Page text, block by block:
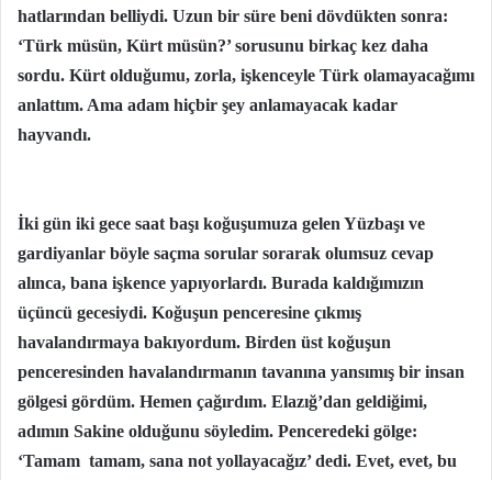
hatlarından belliydi. Uzun bir süre beni dövdükten sonra:
‘Türk müsün, Kürt müsün?’ sorusunu birkaç kez daha
sordu. Kürt olduğumu, zorla, işkenceyle Türk olamayacağımı
anlattım. Ama adam hiçbir şey anlamayacak kadar
hayvandı.
İki gün iki gece saat başı koğuşumuza gelen Yüzbaşı ve
gardiyanlar böyle saçma sorular sorarak olumsuz cevap
alınca, bana işkence yapıyorlardı. Burada kaldığımızın
üçüncü gecesiydi. Koğuşun penceresine çıkmış
havalandırmaya bakıyordum. Birden üst koğuşun
penceresinden havalandırmanın tavanına yansımış bir insan
gölgesi gördüm. Hemen çağırdım. Elazığ’dan geldiğimi,
adımın Sakine olduğunu söyledim. Penceredeki gölge:
‘Tamam tamam, sana not yollayacağız’ dedi. Evet, evet, bu